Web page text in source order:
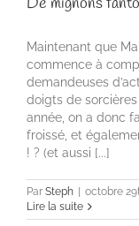
Maintenant que
commence à
demandeuses
doigts de sorcières
année, on a donc
froissé, et
! ? (et aussi [...]
Par Steph octobre
Lire la suite